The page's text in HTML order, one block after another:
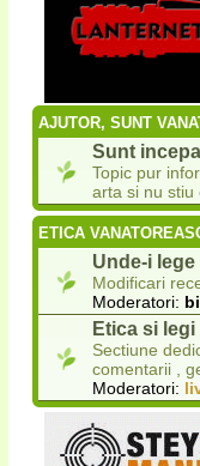
AJUTOR, SUNT
Sunt
Topic pur
arta si nu stiu
ETICA
Unde-i
Modificari
Moderatori:
Etica si
Sectiune
comentarii ,
Moderatori: